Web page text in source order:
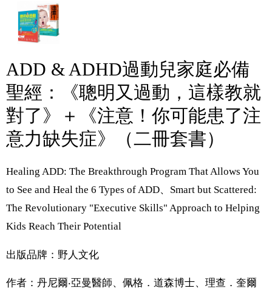
ADD & ADHD過動兒家庭必備
聖經：《聰明又過動，這樣教就
對了》＋《注意！你可能患了注
意力缺失症》（二冊套書）
Healing ADD: The Breakthrough Program That Allows You
to See and Heal the 6 Types of ADD、Smart but Scattered:
The Revolutionary "Executive Skills" Approach to Helping
Kids Reach Their Potential
出版品牌：野人文化
作者： 丹尼爾‧亞曼醫師、佩格．道森博士、理查．奎爾